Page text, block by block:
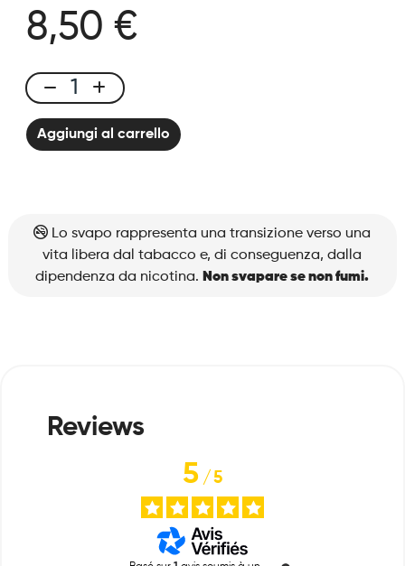
8,50 €
Click
Puff
Sunset
quantità
Aggiungi al carrello
Lo svapo rappresenta una transizione verso una
vita libera dal tabacco e, di conseguenza, dalla
dipendenza da nicotina. Non svapare se non fumi.
5/5